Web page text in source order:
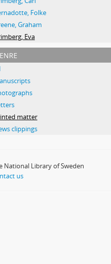
Folke
Graham
Eva
matter
clippings
National Library of Sweden
us